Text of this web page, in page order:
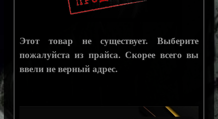
Этот товар не существует. Выберите
пожалуйста из прайса. Скорее всего вы
ввели не верный адрес.